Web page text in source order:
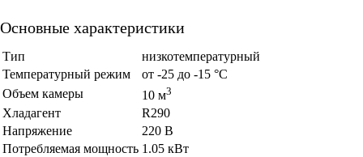
Основные характеристики
Тип
низкотемпературный
Температурный режим
от -25 до -15 °C
Объем камеры
10 м​3
Хладагент
R290
Напряжение
220 В
Потребляемая мощность 1.05 кВт